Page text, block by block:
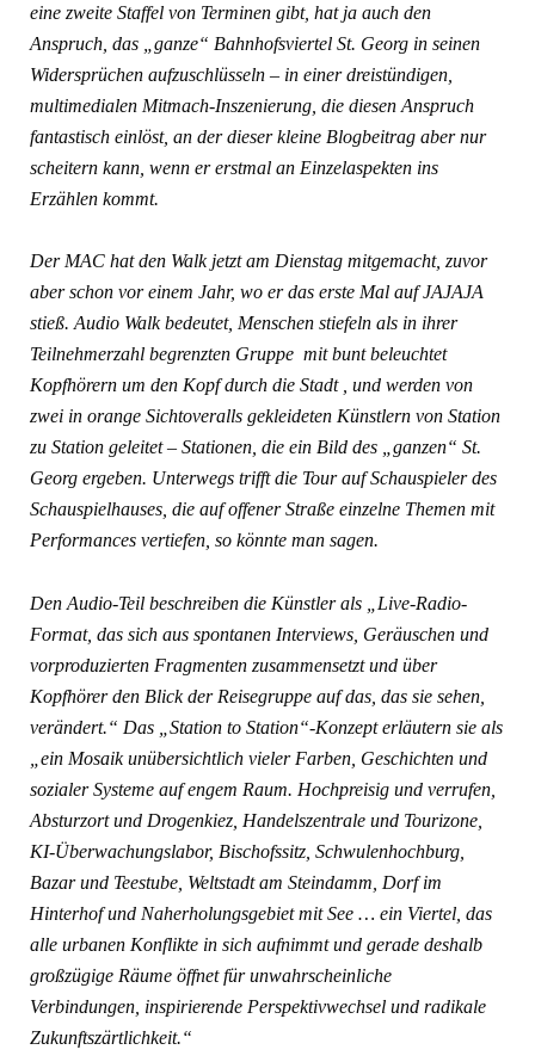
eine zweite Staffel von Terminen gibt, hat ja auch den
Anspruch, das „ganze“ Bahnhofsviertel St. Georg in seinen
Widersprüchen aufzuschlüsseln – in einer dreistündigen,
multimedialen Mitmach-Inszenierung, die diesen Anspruch
fantastisch einlöst, an der dieser kleine Blogbeitrag aber nur
scheitern kann, wenn er erstmal an Einzelaspekten ins
Erzählen kommt.
Der MAC hat den Walk jetzt am Dienstag mitgemacht, zuvor
aber schon vor einem Jahr, wo er das erste Mal auf JAJAJA
stieß. Audio Walk bedeutet, Menschen stiefeln als in ihrer
Teilnehmerzahl begrenzten Gruppe mit bunt beleuchtet
Kopfhörern um den Kopf durch die Stadt , und werden von
zwei in orange Sichtoveralls gekleideten Künstlern von Station
zu Station geleitet – Stationen, die ein Bild des „ganzen“ St.
Georg ergeben. Unterwegs trifft die Tour auf Schauspieler des
Schauspielhauses, die auf offener Straße einzelne Themen mit
Performances vertiefen, so könnte man sagen.
Den Audio-Teil beschreiben die Künstler als „Live-Radio-
Format, das sich aus spontanen Interviews, Geräuschen und
vorproduzierten Fragmenten zusammensetzt und über
Kopfhörer den Blick der Reisegruppe auf das, das sie sehen,
verändert.“ Das „Station to Station“-Konzept erläutern sie als
„ein Mosaik unübersichtlich vieler Farben, Geschichten und
sozialer Systeme auf engem Raum. Hochpreisig und verrufen,
Absturzort und Drogenkiez, Handelszentrale und Tourizone,
KI-Überwachungslabor, Bischofssitz, Schwulenhochburg,
Bazar und Teestube, Weltstadt am Steindamm, Dorf im
Hinterhof und Naherholungsgebiet mit See … ein Viertel, das
alle urbanen Konflikte in sich aufnimmt und gerade deshalb
großzügige Räume öffnet für unwahrscheinliche
Verbindungen, inspirierende Perspektivwechsel und radikale
Zukunftszärtlichkeit.“